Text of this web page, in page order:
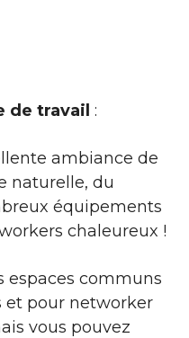
de travail :
ambiance de
naturelle, du
équipements
chaleureux !
espaces communs
et pour networker
vous pouvez